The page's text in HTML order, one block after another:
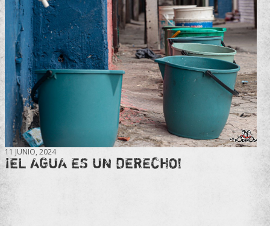
11 JUNIO, 2024
¡EL AGUA ES UN DERECHO!